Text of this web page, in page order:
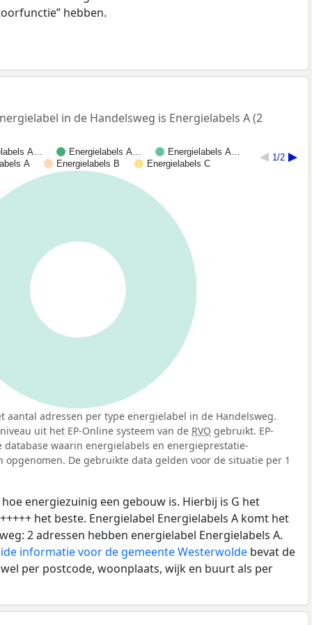
hebben.
in de Handelsweg is Energielabels A (2
A… Energielabels A…
Energielabels A…
A
Energielabels B Energielabels C
1/2
aantal adressen per type energielabel in de Handelsweg.
uit het EP-Online systeem van de RVO gebruikt. EP-
waarin energielabels en energieprestatie-
De gebruikte data gelden voor de situatie per 1
energiezuinig een gebouw is. Hierbij is G het
het beste. Energielabel Energielabels A komt het
2 adressen hebben energielabel Energielabels A.
informatie voor de gemeente Westerwolde bevat de
per postcode, woonplaats, wijk en buurt als per